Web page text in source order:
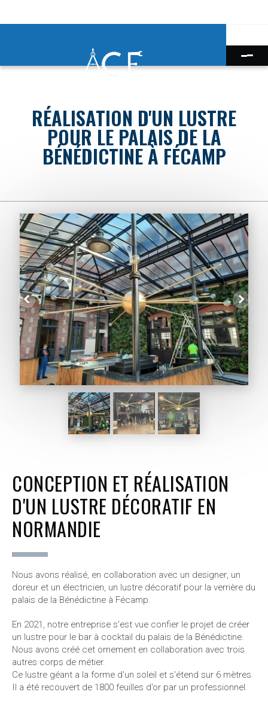
RÉALISATION D'UN LUSTRE
POUR LE PALAIS DE LA
BÉNÉDICTINE À FÉCAMP
CONCEPTION ET RÉALISATION
D'UN LUSTRE DÉCORATIF EN
NORMANDIE
Nous avons réalisé, en collaboration avec un designer, un
doreur et un électricien, un lustre décoratif pour la verrière du
palais de la Bénédictine à Fécamp.
En 2021, notre entreprise s'est vue confier le projet de créer
un lustre pour le bar à cocktail du palais de la Bénédictine.
Nous avons créé cet ornement en collaboration avec trois
autres corps de métier.
Ce lustre géant a la forme d'un soleil et s'étend sur 6 mètres.
Il a été recouvert de 1800 feuilles d'or par un professionnel.